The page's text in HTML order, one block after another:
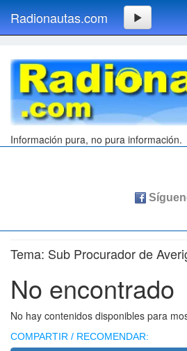
Radionautas.com
Información pura, no pura información.
Tema: Sub Procurador de
No encontrado
No hay contenidos disponibles para
COMPARTIR / RECOMENDAR: